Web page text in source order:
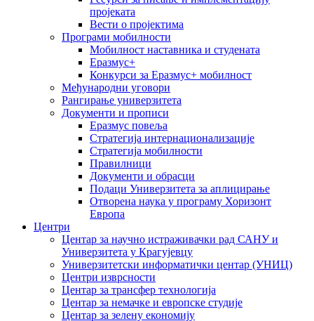
пројеката
Вести о пројектима
Програми мобилности
Мобилност наставника и студената
Еразмус+
Конкурси за Еразмус+ мобилност
Међународни уговори
Рангирање универзитета
Документи и прописи
Еразмус повеља
Стратегија интернационализације
Стратегија мобилности
Правилници
Документи и обрасци
Подаци Универзитета за аплицирање
Отворена наука у програму Хоризонт
Европа
Центри
Центар за научно истраживачки рад САНУ и
Универзитета у Крагујевцу
Универзитетски информатички центар (УНИЦ)
Центри изврсности
Центар за трансфер технологија
Центар за немачке и европске студије
Центар за зелену економију